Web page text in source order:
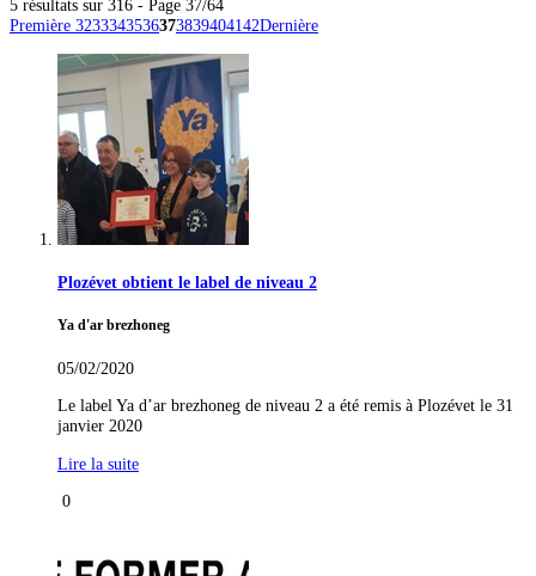
5 résultats sur 316 - Page 37/64
Première 3233343536373839404142Dernière
Plozévet obtient le label de niveau 2
Ya d'ar brezhoneg
05/02/2020
Le label Ya d’ar brezhoneg de niveau 2 a été remis à Plozévet le 31
janvier 2020
Lire la suite
0